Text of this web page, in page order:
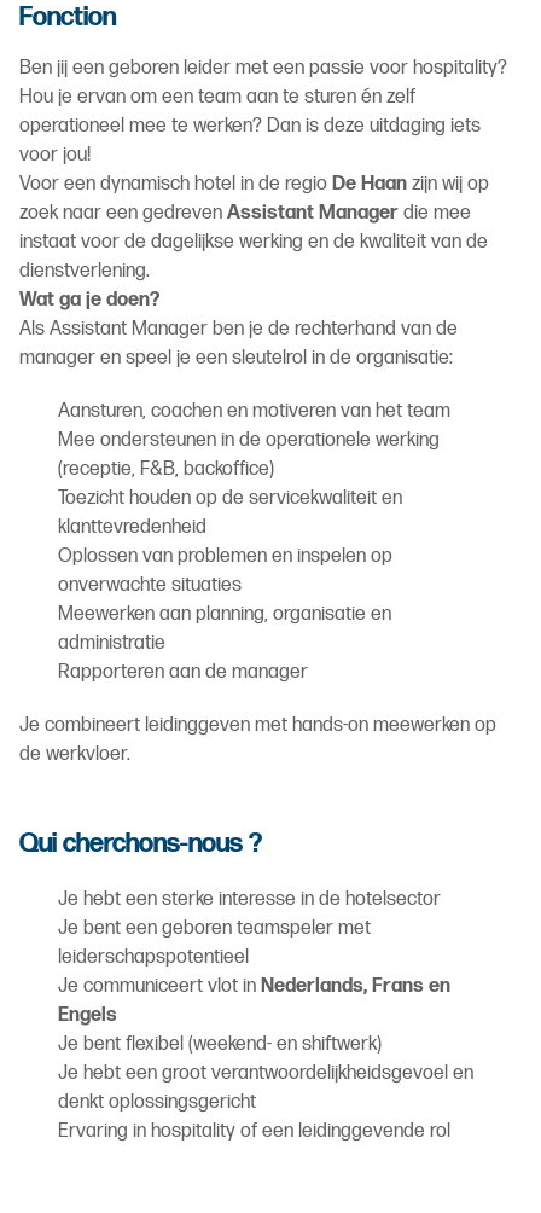
Fonction
Ben jij een geboren leider met een passie voor hospitality?
Hou je ervan om een team aan te sturen én zelf
operationeel mee te werken? Dan is deze uitdaging iets
voor jou!
Voor een dynamisch hotel in de regio De Haan zijn wij op
zoek naar een gedreven Assistant Manager die mee
instaat voor de dagelijkse werking en de kwaliteit van de
dienstverlening.
Wat ga je doen?
Als Assistant Manager ben je de rechterhand van de
manager en speel je een sleutelrol in de organisatie:
Aansturen, coachen en motiveren van het team
Mee ondersteunen in de operationele werking
(receptie, F&B, backoffice)
Toezicht houden op de servicekwaliteit en
klanttevredenheid
Oplossen van problemen en inspelen op
onverwachte situaties
Meewerken aan planning, organisatie en
administratie
Rapporteren aan de manager
Je combineert leidinggeven met hands-on meewerken op
de werkvloer.
Qui cherchons-nous ?
Je hebt een sterke interesse in de hotelsector
Je bent een geboren teamspeler met
leiderschapspotentieel
Je communiceert vlot in Nederlands, Frans en
Engels
Je bent flexibel (weekend- en shiftwerk)
Je hebt een groot verantwoordelijkheidsgevoel en
denkt oplossingsgericht
Ervaring in hospitality of een leidinggevende rol